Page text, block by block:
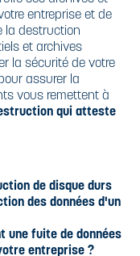
entreprise et de
la destruction
et archives
la sécurité de votre
assurer la
vous remettent à
qui atteste
de disque durs
des données d'un
une fuite de données
entreprise ?